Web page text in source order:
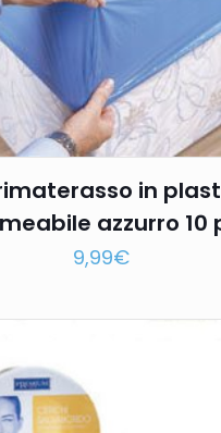
in
azzurro 10
9,99€